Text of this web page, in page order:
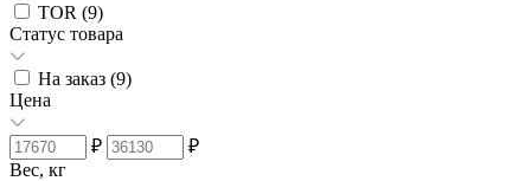
TOR (9)
Статус товара
На заказ (9)
Цена
₽
₽
Вес, кг